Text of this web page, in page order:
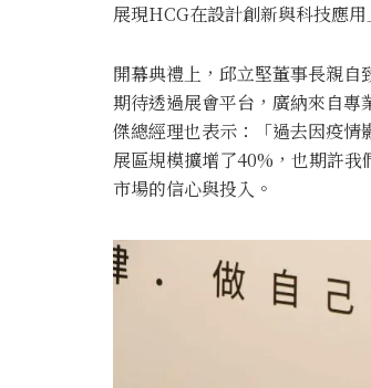
展現HCG在設計創新與科技應用
開幕典禮上，邱立堅董事長親自
期待透過展會平台，廣納來自
傑總經理也表示：「過去因疫情
展區規模擴增了40%，也期許
市場的信心與投入。